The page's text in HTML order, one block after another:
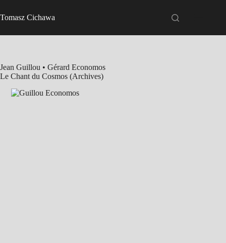
au
contenu
Tomasz Cichawa
Jean Guillou • Gérard Economos
Le Chant du Cosmos (Archives)